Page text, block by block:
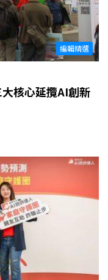
編輯精選
核心延攬AI創新